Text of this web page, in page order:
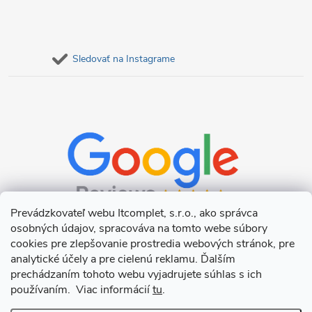
Prevádzkovateľ webu Itcomplet, s.r.o., ako správca
osobných údajov, spracováva na tomto webe súbory
cookies pre zlepšovanie prostredia webových stránok, pre
analytické účely a pre cielenú reklamu. Ďalším
prechádzaním tohoto webu vyjadrujete súhlas s ich
používaním. Viac informáciítu.
Sledovať na Instagrame